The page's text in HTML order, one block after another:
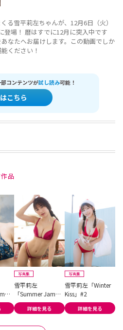
る雪平莉左ちゃんが、12月6日（火）
登場！ 暦はすでに12月に突入中です
なたへお届けします。この動画でしか
ください！
コンテンツが試し読み可能！
こちら
品
」
写真集
雪平莉左
「Summer Jam」
#1
詳細を見る
写真集
雪平莉左「Winter
Kiss」#2
詳細を見る